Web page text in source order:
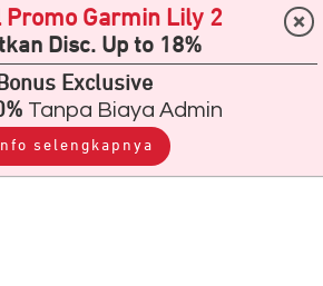
Promo Garmin Lily 2
Disc. Up to 18%
Bonus Exclusive
Tanpa Biaya Admin
Info selengkapnya